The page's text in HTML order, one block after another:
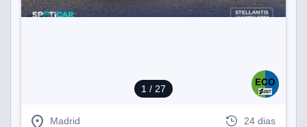
1 / 27
Madrid 24 dias